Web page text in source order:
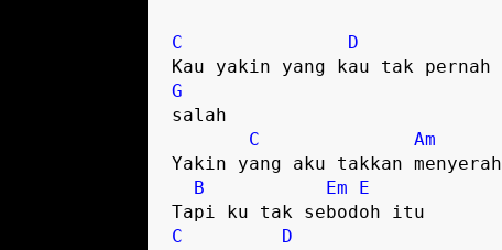
C
D
G
salah
C
Am
Yakin yang aku takkan menyerah
B
Em
E
C
D